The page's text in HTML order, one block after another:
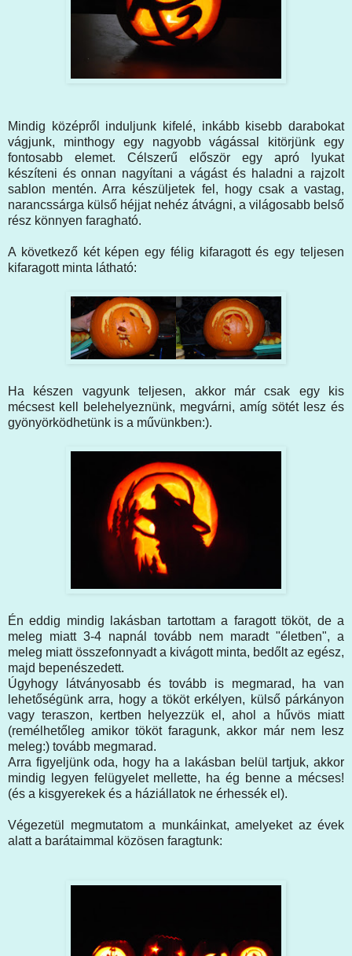
Mindig középről induljunk kifelé, inkább kisebb darabokat
vágjunk, minthogy egy nagyobb vágással kitörjünk egy
fontosabb elemet. Célszerű először egy apró lyukat
készíteni és onnan nagyítani a vágást és haladni a rajzolt
sablon mentén. Arra készüljetek fel, hogy csak a vastag,
narancssárga külső héjjat nehéz átvágni, a világosabb belső
rész könnyen faragható.
A következő két képen egy félig kifaragott és egy teljesen
kifaragott minta látható:
Ha készen vagyunk teljesen, akkor már csak egy kis
mécsest kell belehelyeznünk, megvárni, amíg sötét lesz és
gyönyörködhetünk is a művünkben:).
Én eddig mindig lakásban tartottam a faragott tököt, de a
meleg miatt 3-4 napnál tovább nem maradt "életben", a
meleg miatt összefonnyadt a kivágott minta, bedőlt az egész,
majd bepenészedett.
Úgyhogy látványosabb és tovább is megmarad, ha van
lehetőségünk arra, hogy a tököt erkélyen, külső párkányon
vagy teraszon, kertben helyezzük el, ahol a hűvös miatt
(remélhetőleg amikor tököt faragunk, akkor már nem lesz
meleg:) tovább megmarad.
Arra figyeljünk oda, hogy ha a lakásban belül tartjuk, akkor
mindig legyen felügyelet mellette, ha ég benne a mécses!
(és a kisgyerekek és a háziállatok ne érhessék el).
Végezetül megmutatom a munkáinkat, amelyeket az évek
alatt a barátaimmal közösen faragtunk: